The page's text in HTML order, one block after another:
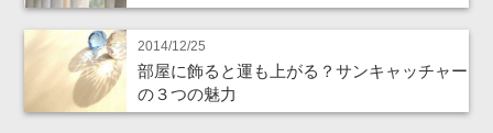
2014/12/25
部屋に飾ると運も上がる？サンキャッチャー
の３つの魅力